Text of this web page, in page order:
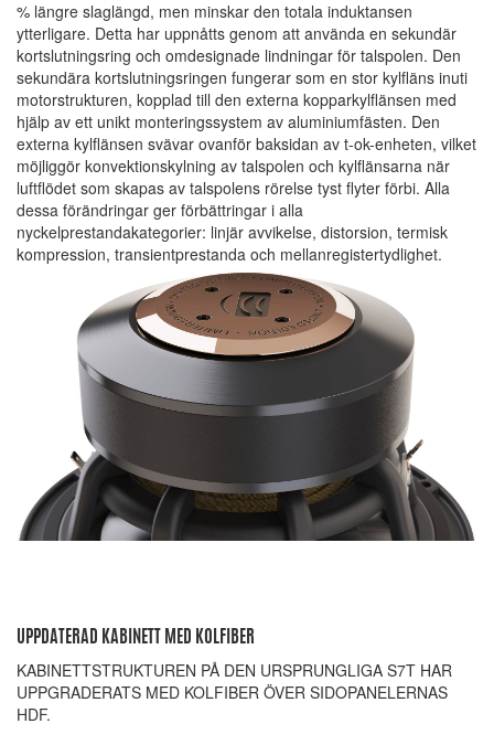
% längre slaglängd, men minskar den totala induktansen
ytterligare. Detta har uppnåtts genom att använda en sekundär
kortslutningsring och omdesignade lindningar för talspolen. Den
sekundära kortslutningsringen fungerar som en stor kylfläns inuti
motorstrukturen, kopplad till den externa kopparkylflänsen med
hjälp av ett unikt monteringssystem av aluminiumfästen. Den
externa kylflänsen svävar ovanför baksidan av t-ok-enheten, vilket
möjliggör konvektionskylning av talspolen och kylflänsarna när
luftflödet som skapas av talspolens rörelse tyst flyter förbi. Alla
dessa förändringar ger förbättringar i alla
nyckelprestandakategorier: linjär avvikelse, distorsion, termisk
kompression, transientprestanda och mellanregistertydlighet.
UPPDATERAD KABINETT MED KOLFIBER
KABINETTSTRUKTUREN PÅ DEN URSPRUNGLIGA S7T HAR
UPPGRADERATS MED KOLFIBER ÖVER SIDOPANELERNAS
HDF.